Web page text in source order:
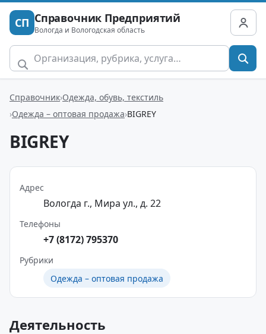
СП Справочник Предприятий
Вологда и Вологодская область
Справочник Одежда, обувь, текстиль
Одежда – оптовая продажа BIGREY
BIGREY
Адрес
Вологда г., Мира ул., д. 22
Телефоны
+7 (8172) 795370
Рубрики
Одежда – оптовая продажа
Деятельность